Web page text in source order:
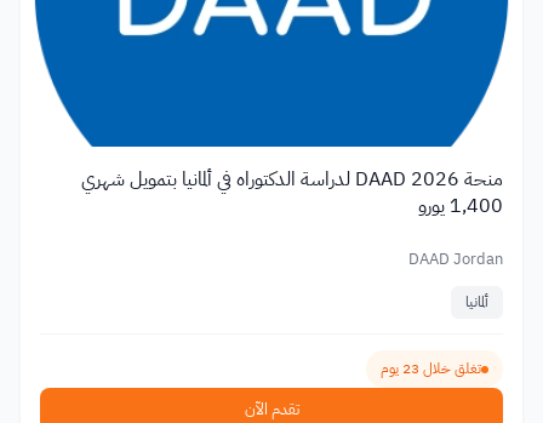
منحة DAAD 2026 لدراسة الدكتوراه في ألمانيا بتمويل شهري
1,400 يورو
DAAD Jordan
ألمانيا
تغلق خلال 23 يوم
تقدم الآن